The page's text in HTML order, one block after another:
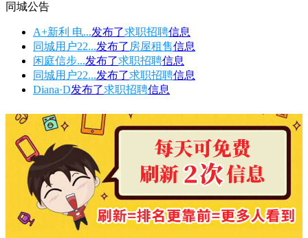
同城公告
A+新利 电...发布了求职招聘信息
同城用户22...发布了 房屋租售信息
闲庭信步...发布了求职招聘信息
同城用户22...发布了求职招聘信息
Diana·D发布了求职招聘信息